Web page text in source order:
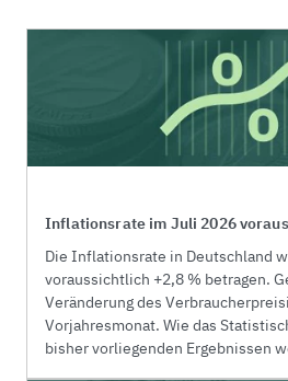
Inflationsrate im Juli 2026
Die Inflationsrate in Deutschland
voraussichtlich +2,8 % betragen.
Veränderung des
Vorjahresmonat. Wie das
bisher vorliegenden Ergebnissen